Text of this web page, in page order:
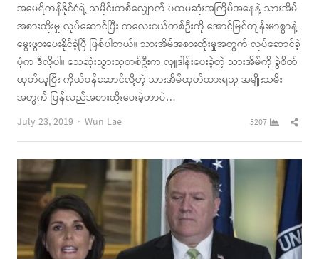
အမေရိကန်နိုင်ငံရဲ့ သမိုင်းတစ်လျှောက် ပထမဆုံးအကြိမ်အနေနဲ့ သားအိမ်
အစားထိုးမှု လုပ်ဆောင်ပြီး ကလေးငယ်တစ်ဦးကို အောင်မြင်ကျန်းမာစွာနဲ့
မွေးဖွားပေးနိုင်ခဲ့ပြီ ဖြစ်ပါတယ်။ သားအိမ်အစားထိုးမှုအတွက် လုပ်ဆောင်ခဲ့
ပုံက ဒီလိုပါ။ သေဆုံးသွားသူတစ်ဦးက လှူဒါန်းပေးခဲ့တဲ့ သားအိမ်ကို ခွဲစိတ်
ထုတ်ယူပြီး ကိုယ်ဝန်ဆောင်လို့တဲ့ သားအိမ်ထုတ်ထားရသူ အမျိုးသမီး
အတွက် ပြန်လည်အစားထိုးပေးခဲ့တာပဲ…
July 23, 2019
Author
Wun Lae 5207